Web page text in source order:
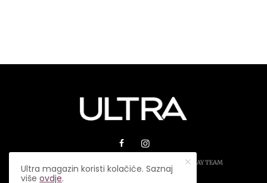
© 2026 ULTRA MAGAZIN. SVA PRAVA ZADRŽANA.PLAY TEAM
Ultra magazin koristi kolačiće. Saznaj
višeovdje.